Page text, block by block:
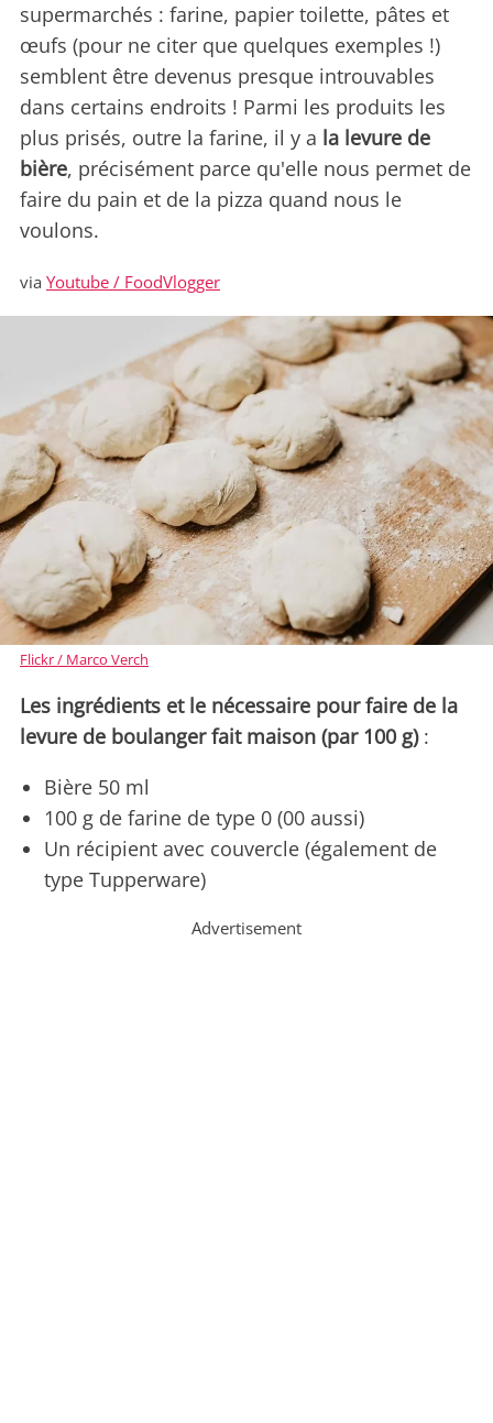
supermarchés : farine, papier toilette, pâtes et
œufs (pour ne citer que quelques exemples !)
semblent être devenus presque introuvables
dans certains endroits ! Parmi les produits les
plus prisés, outre la farine, il y a la levure de
bière, précisément parce qu'elle nous permet de
faire du pain et de la pizza quand nous le
voulons.
via Youtube / FoodVlogger
Flickr / Marco Verch
Les ingrédients et le nécessaire pour faire de la
levure de boulanger fait maison (par 100 g):
Bière 50 ml
100 g de farine de type 0 (00 aussi)
Un récipient avec couvercle (également de
type Tupperware)
Advertisement